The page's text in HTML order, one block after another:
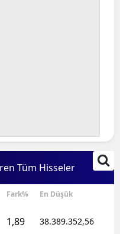
Tüm Hisseler
Fark% En Düşük
1,89 38.389.352,56